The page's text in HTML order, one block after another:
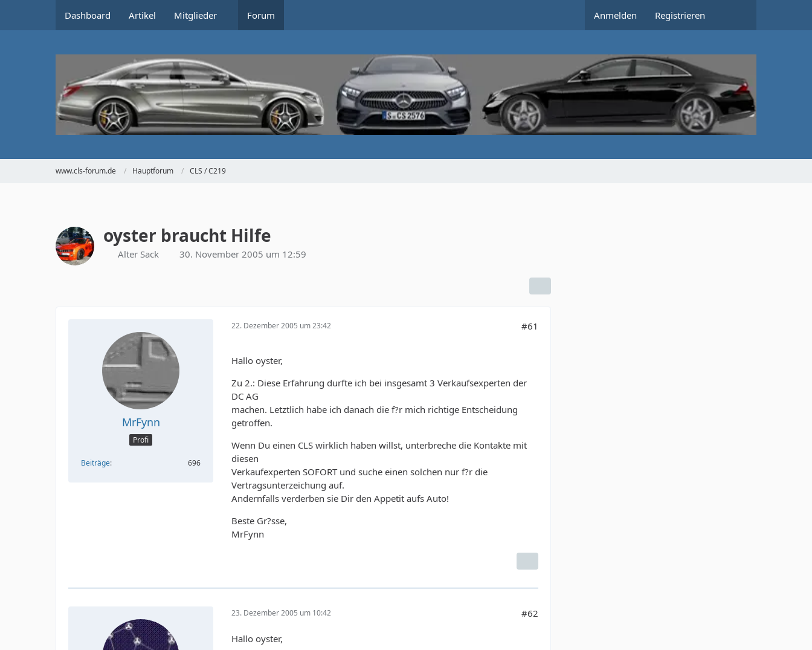
Dashboard Artikel Mitglieder Forum Anmelden Registrieren
www.cls-forum.de Hauptforum CLS / C219
oyster braucht Hilfe
Alter Sack 30. November 2005 um 12:59
MrFynn
Profi
Beiträge 696
22. Dezember 2005 um 23:42 #61
Hallo oyster,
Zu 2.: Diese Erfahrung durfte ich bei insgesamt 3 Verkaufsexperten der
DC AG
machen. Letztlich habe ich danach die f?r mich richtige Entscheidung
getroffen.
Wenn Du einen CLS wirklich haben willst, unterbreche die Kontakte mit
diesen
Verkaufexperten SOFORT und suche einen solchen nur f?r die
Vertragsunterzeichung auf.
Andernfalls verderben sie Dir den Appetit aufs Auto!
Beste Gr?sse,
MrFynn
23. Dezember 2005 um 10:42 #62
Hallo oyster,